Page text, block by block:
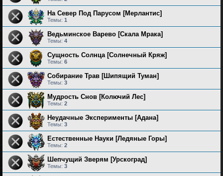
На Север Под Парусом [Мерлантис]
Темы: 1
Ведьминское Варево [Скала Мрака]
Темы: 4
Сущность Солнца [Солнечный Кряж]
Темы: 6
Собирание Трав [Шипящий Туман]
Темы: 3
Мудрость Снов [Колючий Лес]
Темы: 2
Неудачные Эксперименты [Адана]
Темы: 3
Естественные Науки [Ледяные Горы]
Темы: 2
Шепчущий Зверям [Урскоград]
Темы: 3